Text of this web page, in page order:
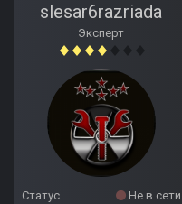
slesar6razriada
Эксперт
Статус
Не в сети